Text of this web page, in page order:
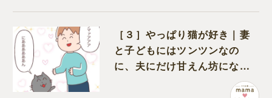
［３］やっぱり猫が好き｜妻
と子どもにはツンツンなの
に、夫にだけ甘えん坊になる